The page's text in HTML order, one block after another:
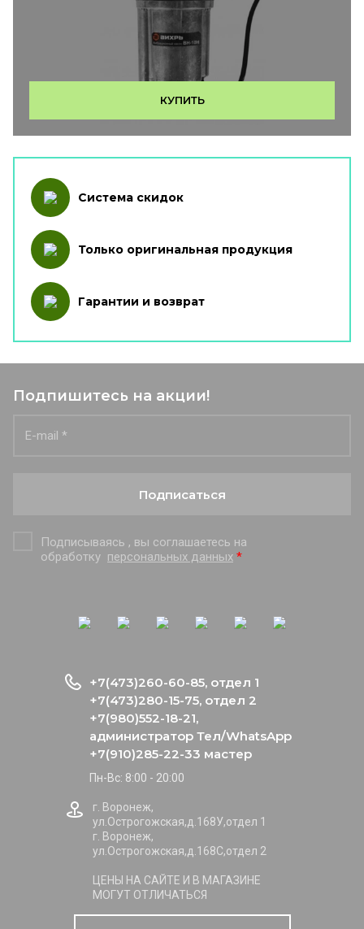
КУПИТЬ
Система скидок
Только оригинальная продукция
Гарантии и возврат
Подпишитесь на акции!
Подписываясь , вы соглашаетесь на
обработку персональных данных *
Подписаться
+7(473)260-60-85, отдел 1
+7(473)280-15-75, отдел 2
+7(980)552-18-21,
администратор Тел/WhatsApp
+7(910)285-22-33 мастер
Пн-Вс: 8:00 - 20:00
г. Воронеж,
ул.Острогожская,д.168У,отдел 1
г. Воронеж,
ул.Острогожская,д.168С,отдел 2
ЦЕНЫ НА САЙТЕ И В МАГАЗИНЕ
МОГУТ ОТЛИЧАТЬСЯ